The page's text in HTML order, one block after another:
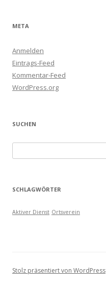
META
Anmelden
Eintrags-Feed
Kommentar-Feed
WordPress.org
SUCHEN
nach:
SCHLAGWÖRTER
Aktiver Dienst Ortsverein
Stolz präsentiert von WordPress